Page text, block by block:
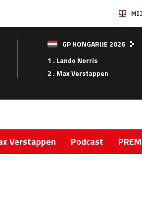
GP HONGARIJE 2026
1 . Lando Norris
2 . Max Verstappen
Verstappen Podcast